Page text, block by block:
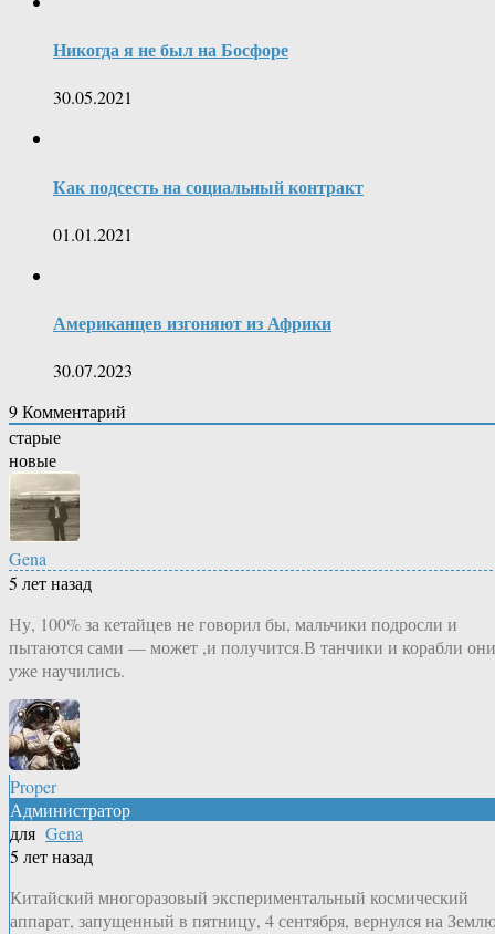
Никогда я не был на Босфоре
30.05.2021
Как подсесть на социальный контракт
01.01.2021
Американцев изгоняют из Африки
30.07.2023
9Комментарий
старые
новые
Gena
5 лет назад
Ну, 100% за кетайцев не говорил бы, мальчики подросли и
пытаются сами — может ,и получится.В танчики и корабли они
уже научились.
Proper
Администратор
для Gena
5 лет назад
Китайский многоразовый экспериментальный космический
аппарат, запущенный в пятницу, 4 сентября, вернулся на